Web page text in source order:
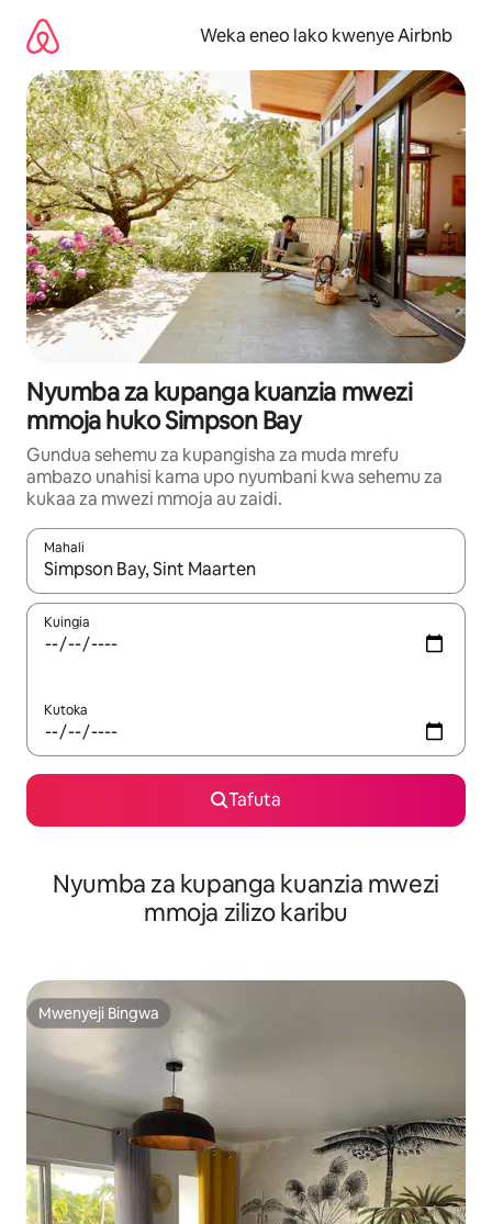
kwenda
kwenye
maudhui
Weka eneo lako kwenye Airbnb
Nyumba za kupanga kuanzia mwezi
mmoja huko Simpson Bay
Gundua sehemu za kupangisha za muda mrefu
ambazo unahisi kama upo nyumbani kwa sehemu za
kukaa za mwezi mmoja au zaidi.
Mahali
Wakati matokeo yanapatikana, vinjari kwa kutumia vitufe vya
Kuingia
Kutoka
Tafuta
Nyumba za kupanga kuanzia mwezi
mmoja zilizo karibu
Mwenyeji Bingwa
Mwenyeji Bingwa